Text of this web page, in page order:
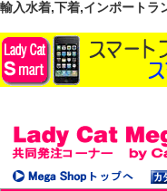
輸入水着,下着,インポート